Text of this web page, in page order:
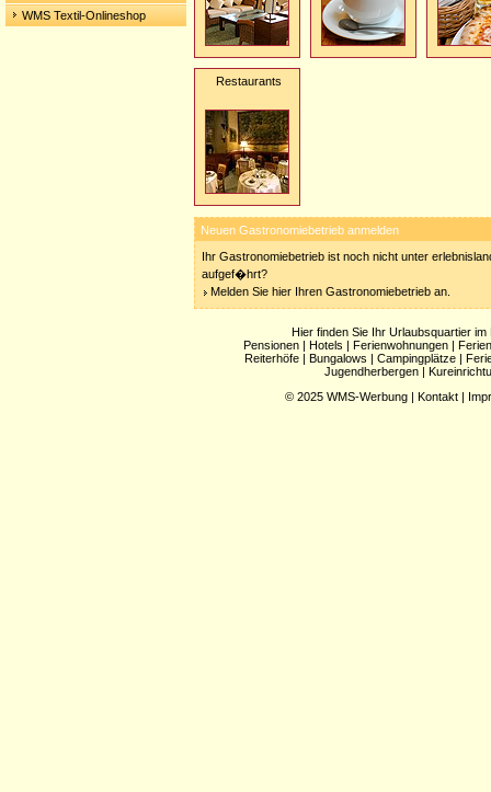
WMS Textil-Onlineshop
Restaurants
Neuen Gastronomiebetrieb anmelden
Ihr Gastronomiebetrieb ist noch nicht unter
aufgef�hrt?
Melden Sie hier Ihren Gastronomiebetrieb an.
Hier finden Sie Ihr Urlaubsquartier im
Pensionen| Hotels | Ferienwohnungen|
Reiterhöfe | Bungalows | Campingplätze |
Jugendherbergen |
© 2025 WMS-Werbung | Kontakt |